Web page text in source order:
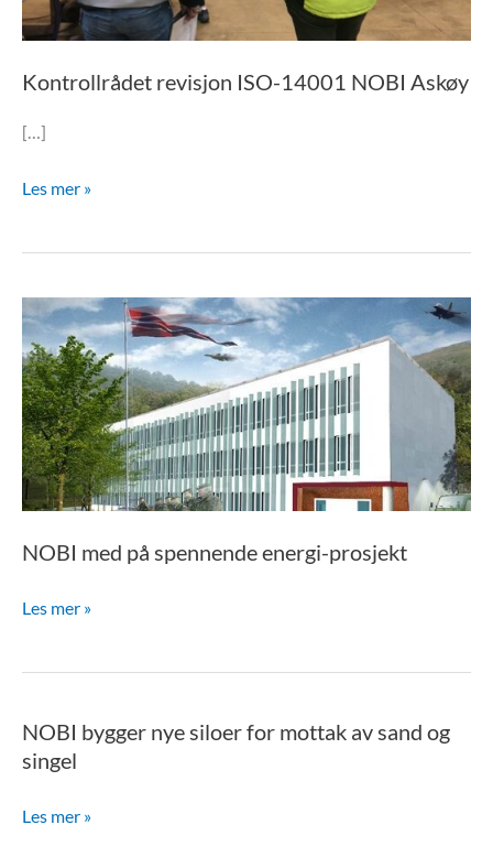
Kontrollrådet revisjon ISO-14001 NOBI Askøy
[…]
Les mer »
NOBI med på spennende energi-prosjekt
NOBI
med
på
spennende
energi-
prosjekt
Les mer »
NOBI bygger nye siloer for mottak av sand og
singel
NOBI
bygger
siloer
Les mer »